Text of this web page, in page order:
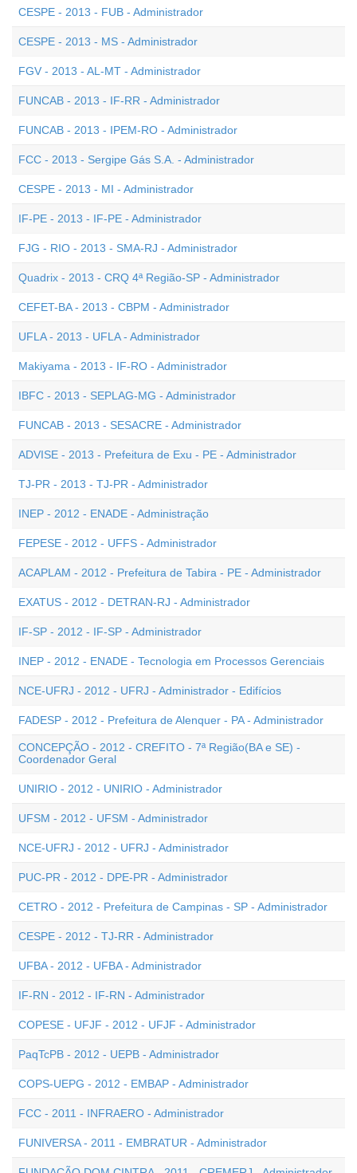
CESPE - 2013 - FUB - Administrador
CESPE - 2013 - MS - Administrador
FGV - 2013 - AL-MT - Administrador
FUNCAB - 2013 - IF-RR - Administrador
FUNCAB - 2013 - IPEM-RO - Administrador
FCC - 2013 - Sergipe Gás S.A. - Administrador
CESPE - 2013 - MI - Administrador
IF-PE - 2013 - IF-PE - Administrador
FJG - RIO - 2013 - SMA-RJ - Administrador
Quadrix - 2013 - CRQ 4ª Região-SP - Administrador
CEFET-BA - 2013 - CBPM - Administrador
UFLA - 2013 - UFLA - Administrador
Makiyama - 2013 - IF-RO - Administrador
IBFC - 2013 - SEPLAG-MG - Administrador
FUNCAB - 2013 - SESACRE - Administrador
ADVISE - 2013 - Prefeitura de Exu - PE - Administrador
TJ-PR - 2013 - TJ-PR - Administrador
INEP - 2012 - ENADE - Administração
FEPESE - 2012 - UFFS - Administrador
ACAPLAM - 2012 - Prefeitura de Tabira - PE - Administrador
EXATUS - 2012 - DETRAN-RJ - Administrador
IF-SP - 2012 - IF-SP - Administrador
INEP - 2012 - ENADE - Tecnologia em Processos Gerenciais
NCE-UFRJ - 2012 - UFRJ - Administrador - Edifícios
FADESP - 2012 - Prefeitura de Alenquer - PA - Administrador
CONCEPÇÃO - 2012 - CREFITO - 7ª Região(BA e SE) -
Coordenador Geral
UNIRIO - 2012 - UNIRIO - Administrador
UFSM - 2012 - UFSM - Administrador
NCE-UFRJ - 2012 - UFRJ - Administrador
PUC-PR - 2012 - DPE-PR - Administrador
CETRO - 2012 - Prefeitura de Campinas - SP - Administrador
CESPE - 2012 - TJ-RR - Administrador
UFBA - 2012 - UFBA - Administrador
IF-RN - 2012 - IF-RN - Administrador
COPESE - UFJF - 2012 - UFJF - Administrador
PaqTcPB - 2012 - UEPB - Administrador
COPS-UEPG - 2012 - EMBAP - Administrador
FCC - 2011 - INFRAERO - Administrador
FUNIVERSA - 2011 - EMBRATUR - Administrador